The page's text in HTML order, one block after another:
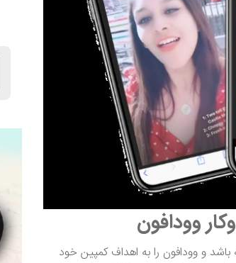
وودافون
و وودافون را به اهداف کمپین خود